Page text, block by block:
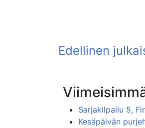
Sarjakilpailu 5,
Kesäpäivän